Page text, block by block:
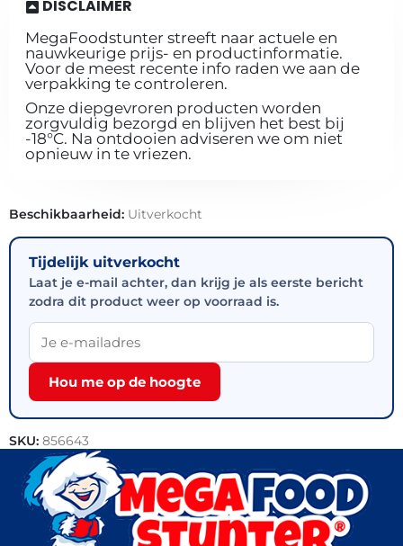
DISCLAIMER
MegaFoodstunter streeft naar actuele en
nauwkeurige prijs- en productinformatie.
Voor de meest recente info raden we aan de
verpakking te controleren.
Onze diepgevroren producten worden
zorgvuldig bezorgd en blijven het best bij
-18°C. Na ontdooien adviseren we om niet
opnieuw in te vriezen.
Beschikbaarheid: Uitverkocht
Tijdelijk uitverkocht
Laat je e-mail achter, dan krijg je als eerste bericht
zodra dit product weer op voorraad is.
Hou me op de hoogte
SKU: 856643
Categorieën:Bakkerij